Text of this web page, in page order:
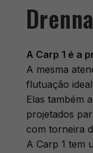
A Carp 1 é a
A mesma
flutuação
Elas também
projetados
com torneira
A Carp 1 tem